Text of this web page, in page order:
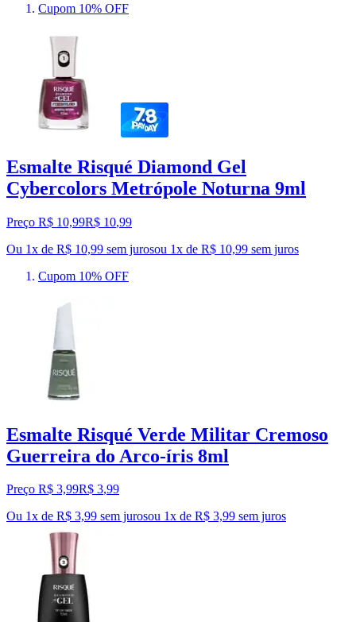
Cupom 10% OFF
Esmalte Risqué Diamond Gel
Cybercolors Metrópole Noturna 9ml
Preço R$ 10,99R$ 10,99
Ou 1x de R$ 10,99 sem jurosou 1x de R$ 10,99 sem juros
Cupom 10% OFF
Esmalte Risqué Verde Militar Cremoso
Guerreira do Arco-íris 8ml
Preço R$ 3,99R$ 3,99
Ou 1x de R$ 3,99 sem jurosou 1x de R$ 3,99 sem juros